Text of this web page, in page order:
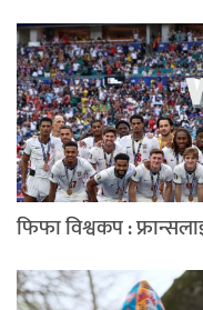
फिफा विश्वकप :